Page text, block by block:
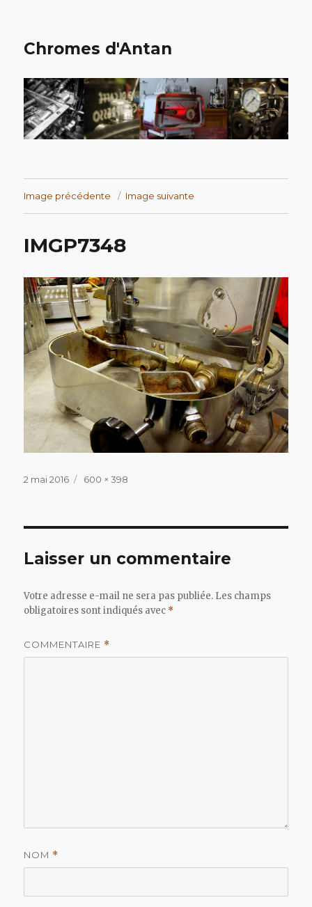
Chromes d'Antan
Image précédente Image suivante
IMGP7348
Publié
2 mai 2016
Taille
600 × 398
Laisser un commentaire
Votre adresse e-mail ne sera pas publiée. Les champs
obligatoires sont indiqués avec *
COMMENTAIRE *
NOM *